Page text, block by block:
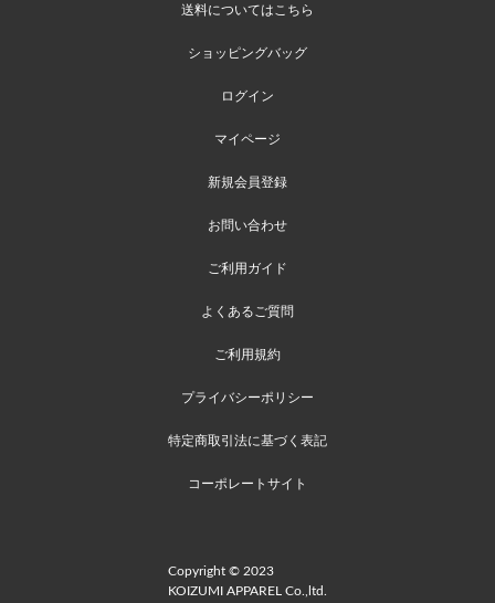
送料についてはこちら
ショッピングバッグ
ログイン
マイページ
新規会員登録
お問い合わせ
ご利用ガイド
よくあるご質問
ご利用規約
プライバシーポリシー
特定商取引法に基づく表記
コーポレートサイト
Copyright © 2023
KOIZUMI APPAREL Co.,ltd.